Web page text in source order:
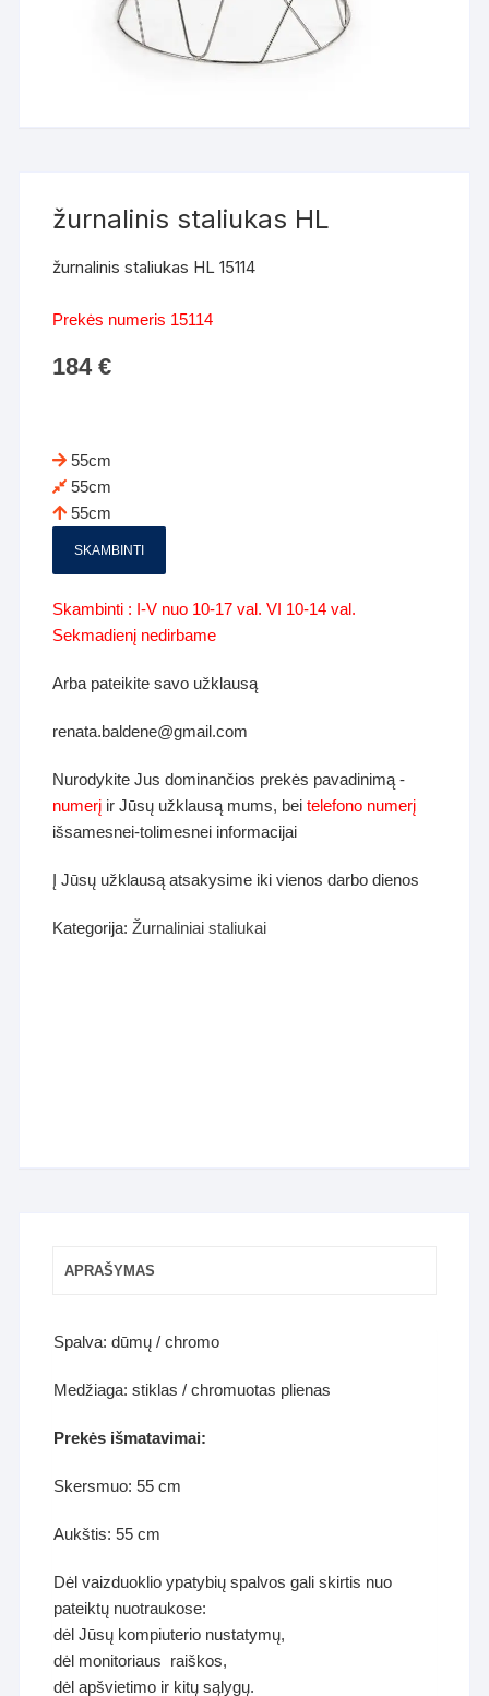
žurnalinis staliukas HL
žurnalinis staliukas HL 15114
Prekės numeris 15114
184€
55cm
55cm
55cm
SKAMBINTI
Skambinti : I-V nuo 10-17 val. VI 10-14 val.
Sekmadienį nedirbame
Arba pateikite savo užklausą
renata.baldene@gmail.com
Nurodykite Jus dominančios prekės pavadinimą -
numerį ir Jūsų užklausą mums, beitelefono numerį
išsamesnei-tolimesnei informacijai
Į Jūsų užklausą atsakysime iki vienos darbo dienos
Kategorija:Žurnaliniai staliukai
APRAŠYMAS
Spalva: dūmų / chromo
Medžiaga: stiklas / chromuotas plienas
Prekės išmatavimai:
Skersmuo: 55 cm
Aukštis: 55 cm
Dėl vaizduoklio ypatybių spalvos gali skirtis nuo
pateiktų nuotraukose:
dėl Jūsų kompiuterio nustatymų,
dėl monitoriaus raiškos,
dėl apšvietimo ir kitų sąlygų.